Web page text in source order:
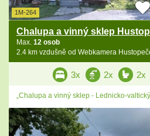
1M-264
Chalupa a vinný sklep
Max. 12 osob
2.4 km vzdušně od Webkamera
3x 2x 2x
„Chalupa a vinný sklep - Lednicko-